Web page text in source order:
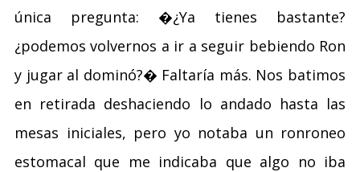
única pregunta: �¿Ya tienes bastante?
¿podemos volvernos a ir a seguir bebiendo Ron
y jugar al dominó?� Faltaría más. Nos batimos
en retirada deshaciendo lo andado hasta las
mesas iniciales, pero yo notaba un ronroneo
estomacal que me indicaba que algo no iba